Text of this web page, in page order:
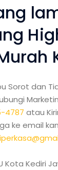
Sorot dan
4787 atau
ke email
Kota Kediri